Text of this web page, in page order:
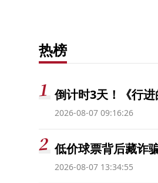
热榜
倒计时3天！《行
2026-08-07 09:16:26
低价球票背后藏诈
2026-08-07 13:34:55